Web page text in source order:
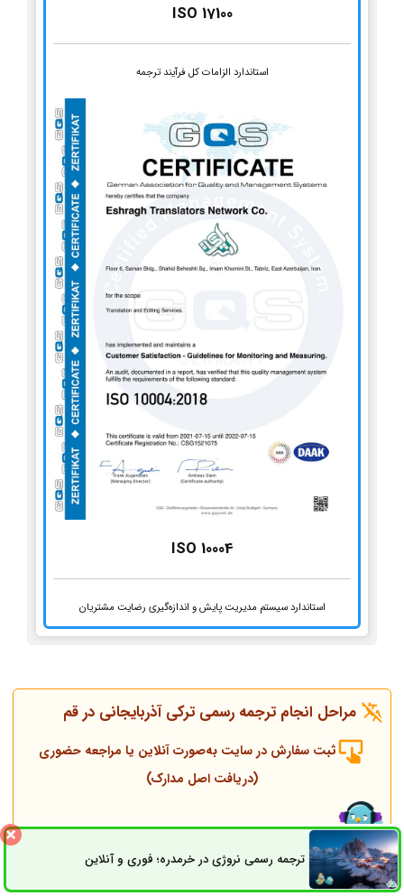
ISO 17100
استاندارد الزامات کل فرآیند ترجمه
ISO 10004
استاندارد سیستم مدیریت پایش و اندازه‌گیری رضایت مشتریان
مراحل انجام ترجمه رسمی ترکی آذربایجانی در قم
ثبت سفارش در سایت به‌صورت آنلاین یا مراجعه حضوری
(دریافت اصل مدارک)
تماس همکاران و مشاوره قبل از انجام ترجمه
انجام ترجمه، مهر و پلمپ توسط مترجم رسمی
ترجمه رسمی نروژی در خرمدره؛ فوری و آنلاینثبت سفارش راه های ارتباطی